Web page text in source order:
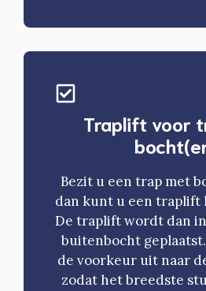
Traplift voor
Bezit u een trap met
dan kunt u een traplift
De traplift wordt dan
buitenbocht
de voorkeur uit naar
zodat het breedste